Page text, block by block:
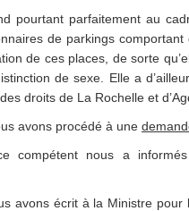
pourtant parfaitement au
de parkings
de ces places, de sorte
de sexe. Elle a
droits de La Rochelle et
avons procédé à une
compétent nous a
avons écrit à la Ministre pour